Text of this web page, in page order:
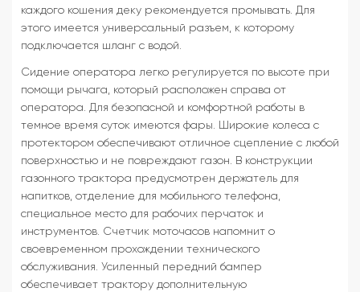
каждого кошения деку рекомендуется промывать. Для
этого имеется универсальный разъем, к которому
подключается шланг с водой.
Сидение оператора легко регулируется по высоте при
помощи рычага, который расположен справа от
оператора. Для безопасной и комфортной работы в
темное время суток имеются фары. Широкие колеса с
протектором обеспечивают отличное сцепление с любой
поверхностью и не повреждают газон. В конструкции
газонного трактора предусмотрен держатель для
напитков, отделение для мобильного телефона,
специальное место для рабочих перчаток и
инструментов. Счетчик моточасов напомнит о
своевременном прохождении технического
обслуживания. Усиленный передний бампер
обеспечивает трактору дополнительную